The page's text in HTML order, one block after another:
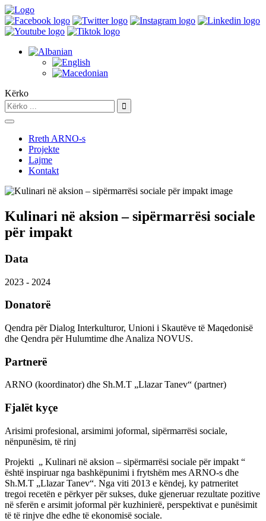
Kërko
Rreth ARNO-s
Projekte
Lajme
Kontakt
Kulinari në aksion – sipërmarrësi sociale
për impakt
Data
2023 - 2024
Donatorë
Qendra për Dialog Interkulturor, Unioni i Skautëve të Maqedonisë
dhe Qendra për Hulumtime dhe Analiza NOVUS.
Partnerë
ARNO (koordinator) dhe Sh.M.T „Llazar Tanev“ (partner)
Fjalët kyçe
Arisimi profesional, arsimimi joformal, sipërmarrësi sociale,
nënpunësim, të rinj
Projekti „ Kulinari në aksion – sipërmarrësi sociale për impakt “
është inspiruar nga bashkëpunimi i frytshëm mes ARNO-s dhe
Sh.M.T „Llazar Tanev“. Nga viti 2013 e këndej, ky patrneritet
tregoi recetën e përkyer për sukses, duke gjeneruar rezultate pozitive
në sferën e arsimit joformal për kuzhinierë, perspektivat e punësimit
të të rinjve dhe edhe të ekonomisë sociale.